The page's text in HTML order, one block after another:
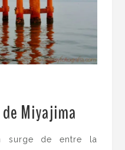
Miyajima
surge de entre la